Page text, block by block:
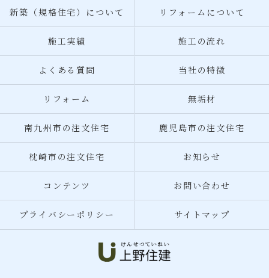
新築（規格住宅）について リフォームについて
施工実績 施工の流れ
よくある質問 当社の特徴
リフォーム 無垢材
南九州市の注文住宅 鹿児島市の注文住宅
枕崎市の注文住宅 お知らせ
コンテンツ お問い合わせ
プライバシーポリシー サイトマップ